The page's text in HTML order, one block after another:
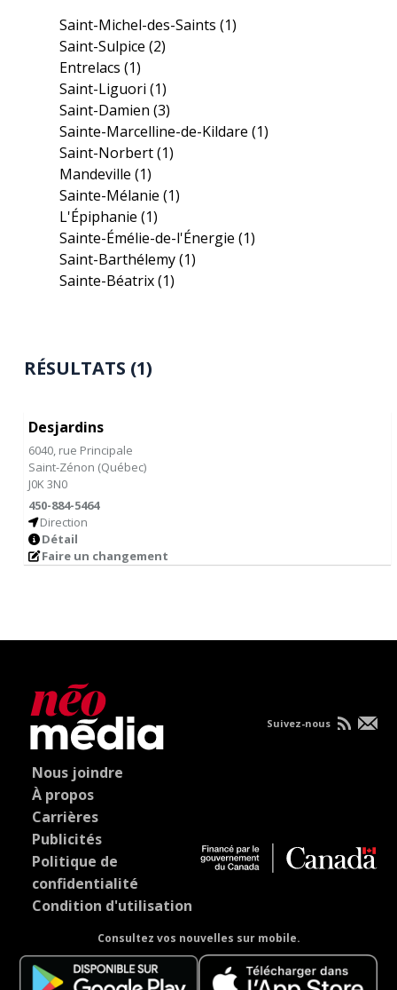
Saint-Michel-des-Saints(1)
Saint-Sulpice(2)
Entrelacs(1)
Saint-Liguori(1)
Saint-Damien(3)
Sainte-Marcelline-de-Kildare(1)
Saint-Norbert(1)
Mandeville(1)
Sainte-Mélanie(1)
L'Épiphanie(1)
Sainte-Émélie-de-l'Énergie(1)
Saint-Barthélemy(1)
Sainte-Béatrix(1)
RÉSULTATS (1)
Desjardins
6040, rue Principale
Saint-Zénon (Québec)
J0K 3N0
450-884-5464
Direction
Détail
Faire un changement
Nous joindre
À propos
Carrières
Publicités
Politique de
confidentialité
Condition d'utilisation
Consultez vos nouvelles sur mobile.
Suivez-nous